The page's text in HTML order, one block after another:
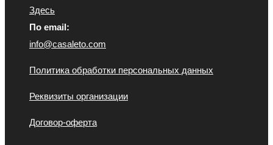
Здесь
По email:
info@casaleto.com
Политика обработки персональных данных
Реквизиты организации
Договор-оферта